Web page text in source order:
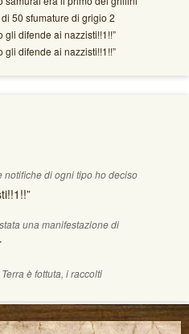
50 sfumature di grigio 2
gli difende ai nazzisti!!1!!”
gli difende ai nazzisti!!1!!”
notifiche di ogni tipo ho deciso
una manifestazione di
è fottuta, i raccolti